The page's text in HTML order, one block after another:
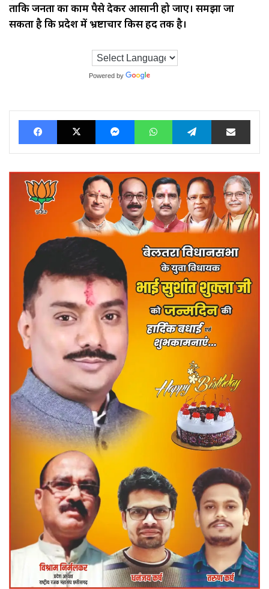
ताकि जनता का काम पैसे देकर आसानी हो जाए। समझा जा
सकता है कि प्रदेश में भ्रष्टाचार किस हद तक है।
Powered by
FacebookX MessengerWhatsAppTelegram Share via